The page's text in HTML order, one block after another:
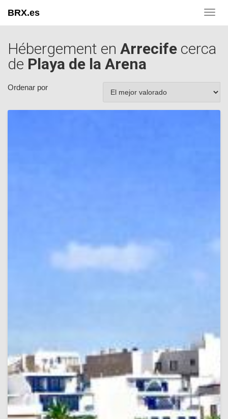
BRX.es
Hébergement en Arrecife cerca
de Playa de la Arena
Ordenar por